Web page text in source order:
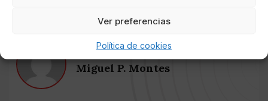
Ver preferencias
Política de cookies
Miguel P. Montes